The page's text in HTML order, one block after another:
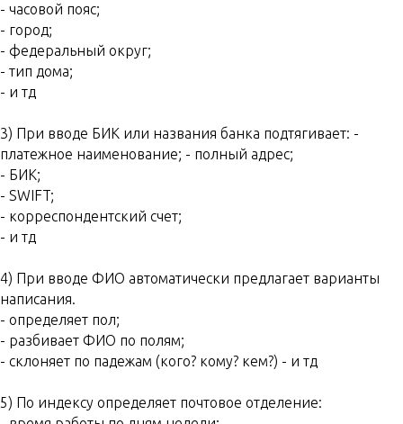
- часовой пояс;
- город;
- федеральный округ;
- тип дома;
- и тд
3) При вводе БИК или названия банка подтягивает: -
платежное наименование; - полный адрес;
- БИК;
- SWIFT;
- корреспондентский счет;
- и тд
4) При вводе ФИО автоматически предлагает варианты
написания.
- определяет пол;
- разбивает ФИО по полям;
- cклоняет по падежам (кого? кому? кем?) - и тд
5) По индексу определяет почтовое отделение: